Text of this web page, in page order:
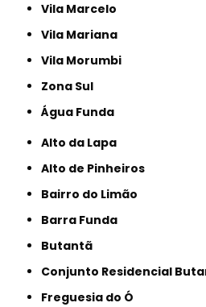
Vila Marcelo
Vila Mariana
Vila Morumbi
Zona Sul
Água Funda
Alto da Lapa
Alto de Pinheiros
Bairro do Limão
Barra Funda
Butantã
Conjunto Residencial
Freguesia do Ó